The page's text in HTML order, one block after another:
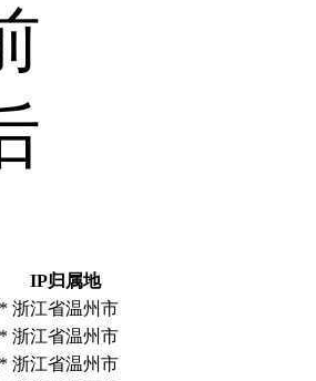
IP归属地
浙江省温州市
浙江省温州市
浙江省温州市